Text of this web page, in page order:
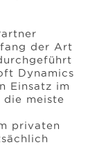
der Art
Dynamics
Einsatz im
die meiste
privaten